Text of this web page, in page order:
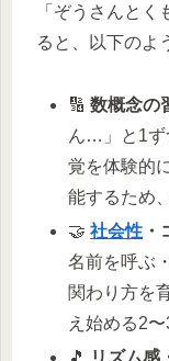
「ぞうさんと
ると、以下のよ
🔢数概念の
ん…」と1ず
覚を体験的
能するため
🤝社会性
名前を呼ぶ
関わり方を
え始める2
🎵
リズム感